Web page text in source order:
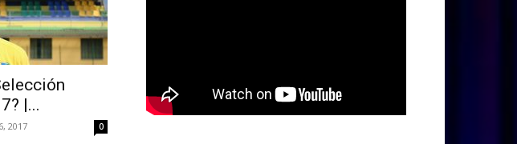
|...
2017 0